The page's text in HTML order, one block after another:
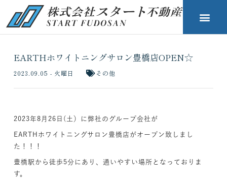
EARTHホワイトニングサロン豊橋店OPEN☆
2023.09.05 - 火曜日 その他
2023年8月26日(土）に弊社のグループ会社が
EARTHホワイトニングサロン豊橋店がオープン致しまし
た！！！
豊橋駅から徒歩5分にあり、通いやすい場所となっておりま
す。